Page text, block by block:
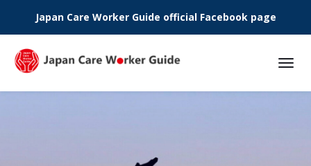
Phone:
Japan Care Worker Guide official Facebook page